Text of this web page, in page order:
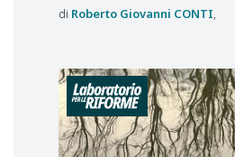
Roberto Giovanni CONTI